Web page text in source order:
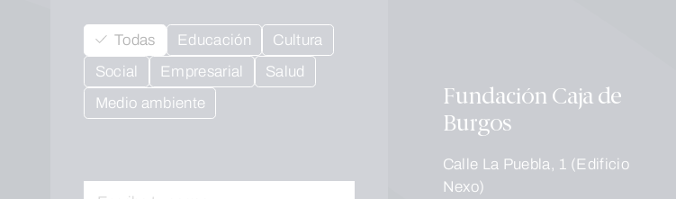
Todas Educación
Cultura
Social
Empresarial
Salud
Medio ambiente
Fundación Caja de
Burgos
Calle La Puebla, 1 (Edificio
Nexo)